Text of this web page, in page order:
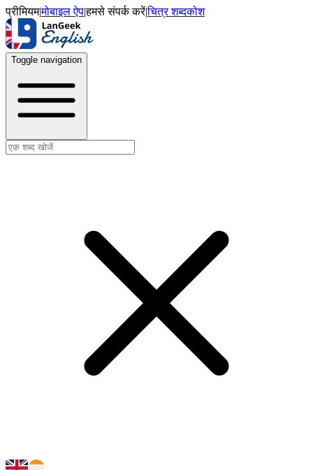
प्रीमियम|मोबाइल ऐप|हमसे संपर्क करें|चित्र शब्दकोश
Toggle navigation